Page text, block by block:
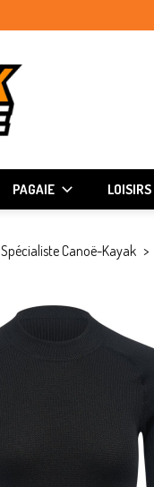
PAGAIE LOISIRS
Spécialiste Canoë-Kayak